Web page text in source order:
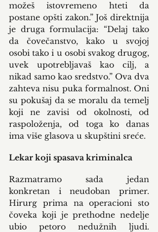
možeš istovremeno hteti da
postane opšti zakon.” Još direktnija
je druga formulacija: “Delaj tako
da čovečanstvo, kako u svojoj
osobi tako i u osobi svakog drugog,
uvek upotrebljavaš kao cilj, a
nikad samo kao sredstvo.” Ova dva
zahteva nisu puka formalnost. Oni
su pokušaj da se moralu da temelj
koji ne zavisi od okolnosti, od
raspoloženja, od toga ko danas
ima više glasova u skupštini sreće.
Lekar koji spasava kriminalca
Razmatramo sada jedan
konkretan i neudoban primer.
Hirurg prima na operacioni sto
čoveka koji je prethodne nedelje
ubio petoro nedužnih ljudi.